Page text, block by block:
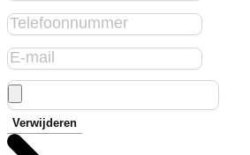
Verwijderen